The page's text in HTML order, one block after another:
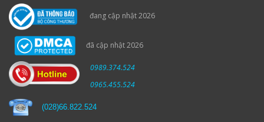
đang cập nhật 2026
đã cập nhật 2026
0989.374.524
0965.455.524
(028)66.822.524